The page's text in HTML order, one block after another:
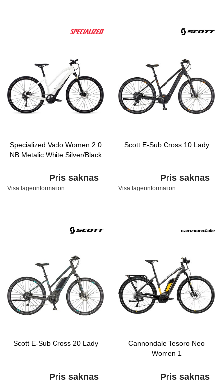
Specialized Vado Women 2.0
NB Metalic White Silver/Black
Pris saknas
Visa lagerinformation
Scott E-Sub Cross 10 Lady
Pris saknas
Visa lagerinformation
Scott E-Sub Cross 20 Lady
Pris saknas
Cannondale Tesoro Neo
Women 1
Pris saknas